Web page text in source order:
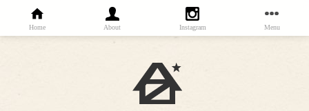
Home About Instagram Menu